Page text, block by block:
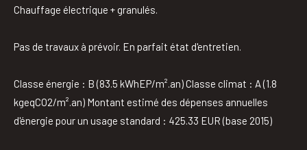
Chauffage électrique + granulés.
Pas de travaux à prévoir. En parfait état d'entretien.
Classe énergie : B (83.5 kWhEP/m².an) Classe climat : A (1.8
kgeqCO2/m².an) Montant estimé des dépenses annuelles
d'énergie pour un usage standard : 425.33 EUR (base 2015)